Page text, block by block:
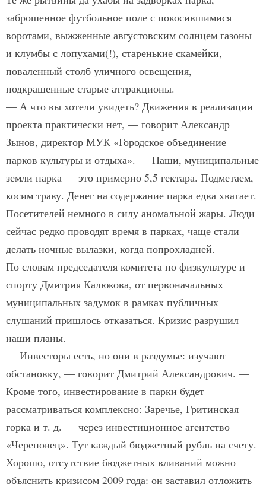
заброшенное футбольное поле с покосившимися
воротами, выжженные августовским солнцем газоны
и клумбы с лопухами(!), старенькие скамейки,
поваленный столб уличного освещения,
подкрашенные старые аттракционы.
— А что вы хотели увидеть? Движения в реализации
проекта практически нет, — говорит Александр
Зынов, директор МУК «Городское объединение
парков культуры и отдыха». — Наши, муниципальные
земли парка — это примерно 5,5 гектара. Подметаем,
косим траву. Денег на содержание парка едва хватает.
Посетителей немного в силу аномальной жары. Люди
сейчас редко проводят время в парках, чаще стали
делать ночные вылазки, когда попрохладней.
По словам председателя комитета по физкультуре и
спорту Дмитрия Калюкова, от первоначальных
муниципальных задумок в рамках публичных
слушаний пришлось отказаться. Кризис разрушил
наши планы.
— Инвесторы есть, но они в раздумье: изучают
обстановку, — говорит Дмитрий Александрович. —
Кроме того, инвестирование в парки будет
рассматриваться комплексно: Заречье, Гритинская
горка и т. д. — через инвестиционное агентство
«Череповец». Тут каждый бюджетный рубль на счету.
Хорошо, отсутствие бюджетных вливаний можно
объяснить кризисом 2009 года: он заставил отложить